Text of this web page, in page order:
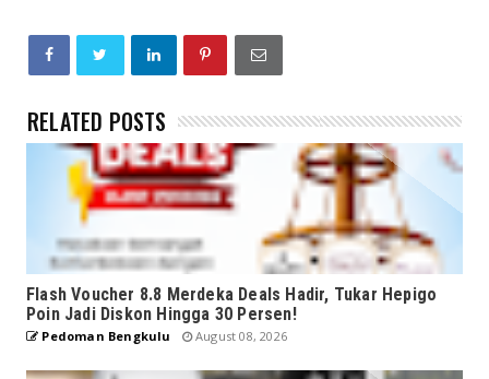
RELATED POSTS
Flash Voucher 8.8 Merdeka Deals Hadir, Tukar Hepigo
Poin Jadi Diskon Hingga 30 Persen!
Pedoman Bengkulu August 08, 2026